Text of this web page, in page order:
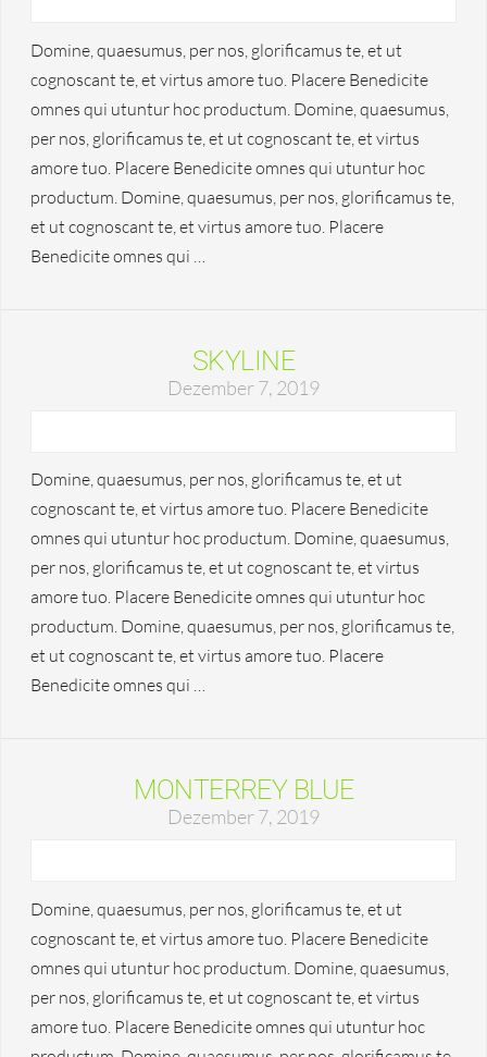
Domine, quaesumus, per nos, glorificamus te, et ut
cognoscant te, et virtus amore tuo. Placere Benedicite
omnes qui utuntur hoc productum. Domine, quaesumus,
per nos, glorificamus te, et ut cognoscant te, et virtus
amore tuo. Placere Benedicite omnes qui utuntur hoc
productum. Domine, quaesumus, per nos, glorificamus te,
et ut cognoscant te, et virtus amore tuo. Placere
Benedicite omnes qui …
SKYLINE
Dezember 7, 2019
Domine, quaesumus, per nos, glorificamus te, et ut
cognoscant te, et virtus amore tuo. Placere Benedicite
omnes qui utuntur hoc productum. Domine, quaesumus,
per nos, glorificamus te, et ut cognoscant te, et virtus
amore tuo. Placere Benedicite omnes qui utuntur hoc
productum. Domine, quaesumus, per nos, glorificamus te,
et ut cognoscant te, et virtus amore tuo. Placere
Benedicite omnes qui …
MONTERREY BLUE
Dezember 7, 2019
Domine, quaesumus, per nos, glorificamus te, et ut
cognoscant te, et virtus amore tuo. Placere Benedicite
omnes qui utuntur hoc productum. Domine, quaesumus,
per nos, glorificamus te, et ut cognoscant te, et virtus
amore tuo. Placere Benedicite omnes qui utuntur hoc